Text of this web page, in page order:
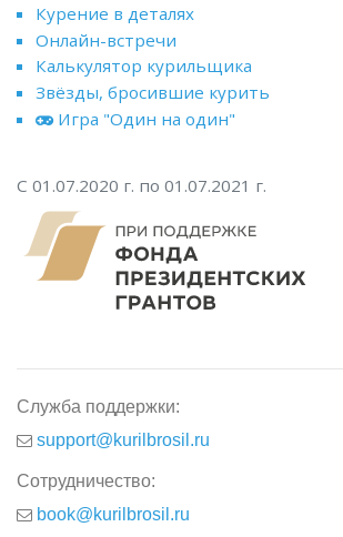
Курение в деталях
Онлайн-встречи
Калькулятор курильщика
Звёзды, бросившие курить
Игра "Один на один"
С 01.07.2020 г. по 01.07.2021 г.
Служба поддержки:
support@kurilbrosil.ru
Сотрудничество:
book@kurilbrosil.ru